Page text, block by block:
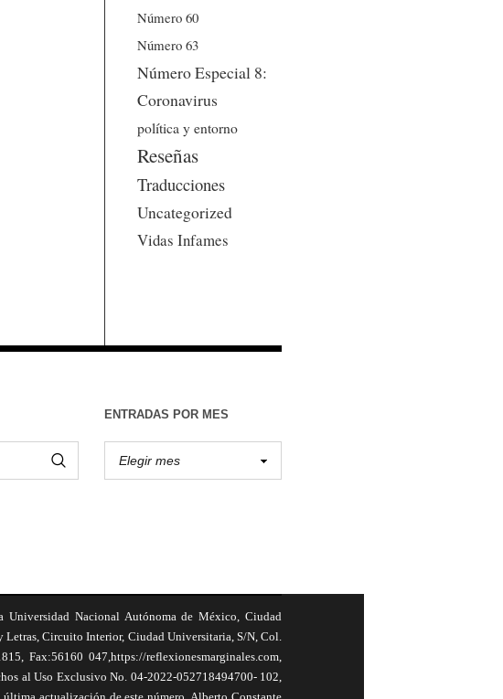
Número 60
Número 63
Número Especial 8:
Coronavirus
política y entorno
Reseñas
Traducciones
Uncategorized
Vidas Infames
ENTRADAS POR MES
Nacional Autónoma de México, Ciudad
Circuito Interior, Ciudad Universitaria, S/N, Col.
Fax:56160 047,https://reflexionesmarginales.com,
al Uso Exclusivo No. 04-2022-052718494700- 102,